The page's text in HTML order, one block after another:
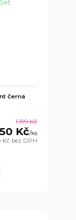
černá
1 199 Kč
Kč/ks
Kč bez DPH